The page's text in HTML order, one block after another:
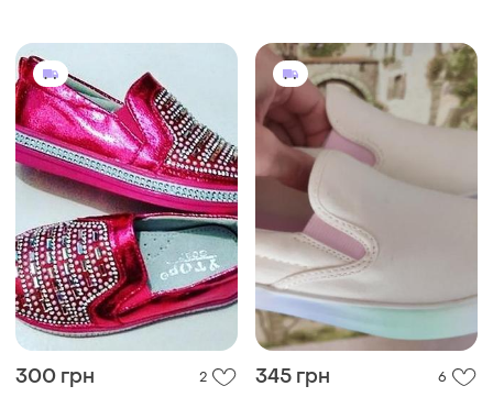
300 грн 2 345 грн 6